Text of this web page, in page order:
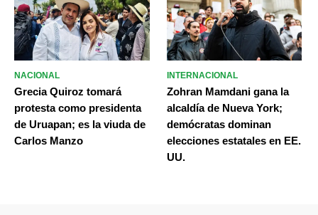
NACIONAL
Grecia Quiroz tomará
protesta como presidenta
de Uruapan; es la viuda de
Carlos Manzo
INTERNACIONAL
Zohran Mamdani gana la
alcaldía de Nueva York;
demócratas dominan
elecciones estatales en EE.
UU.